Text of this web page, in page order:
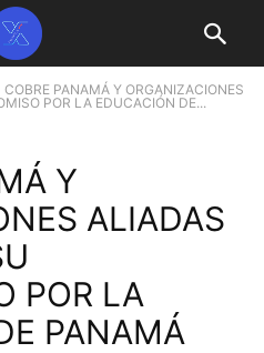
COBRE PANAMÁ Y ORGANIZACIONES
POR LA EDUCACIÓN DE...
Y
ALIADAS
POR LA
PANAMÁ